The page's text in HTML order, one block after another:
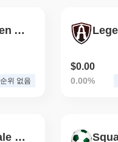
Golden Ape
순위 없음
$0.00
0.00%
Crotale Token